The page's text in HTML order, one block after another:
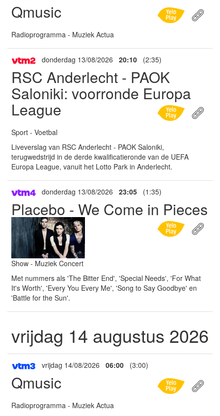
Qmusic
Radioprogramma - Muziek Actua
donderdag 13/08/2026 20:10 (2:35)
RSC Anderlecht - PAOK
Saloniki: voorronde Europa
League
Sport - Voetbal
Liveverslag van RSC Anderlecht - PAOK Saloniki,
terugwedstrijd in de derde kwalificatieronde van de UEFA
Europa League, vanuit het Lotto Park in Anderlecht.
donderdag 13/08/2026 23:05 (1:35)
Placebo - We Come in Pieces
Show - Muziek Concert
Met nummers als 'The Bitter End', 'Special Needs', 'For What
It's Worth', 'Every You Every Me', 'Song to Say Goodbye' en
'Battle for the Sun'.
vrijdag 14 augustus 2026
vrijdag 14/08/2026 06:00 (3:00)
Qmusic
Radioprogramma - Muziek Actua